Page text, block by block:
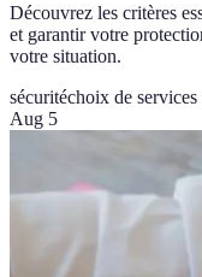
Découvrez les critères
et garantir votre
votre situation.
sécuritéchoix de services
Aug 5